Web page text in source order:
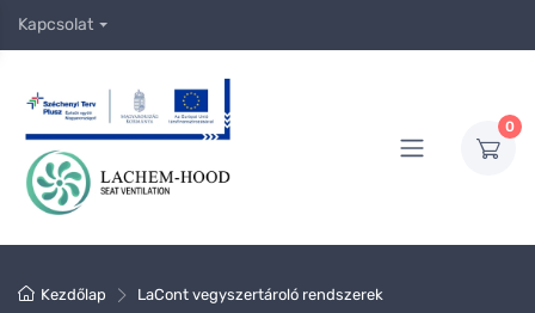
Kapcsolat
0
Kezdőlap
LaCont vegyszertároló rendszerek